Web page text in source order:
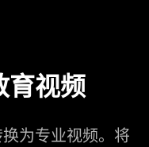
育视频
为专业视频。将